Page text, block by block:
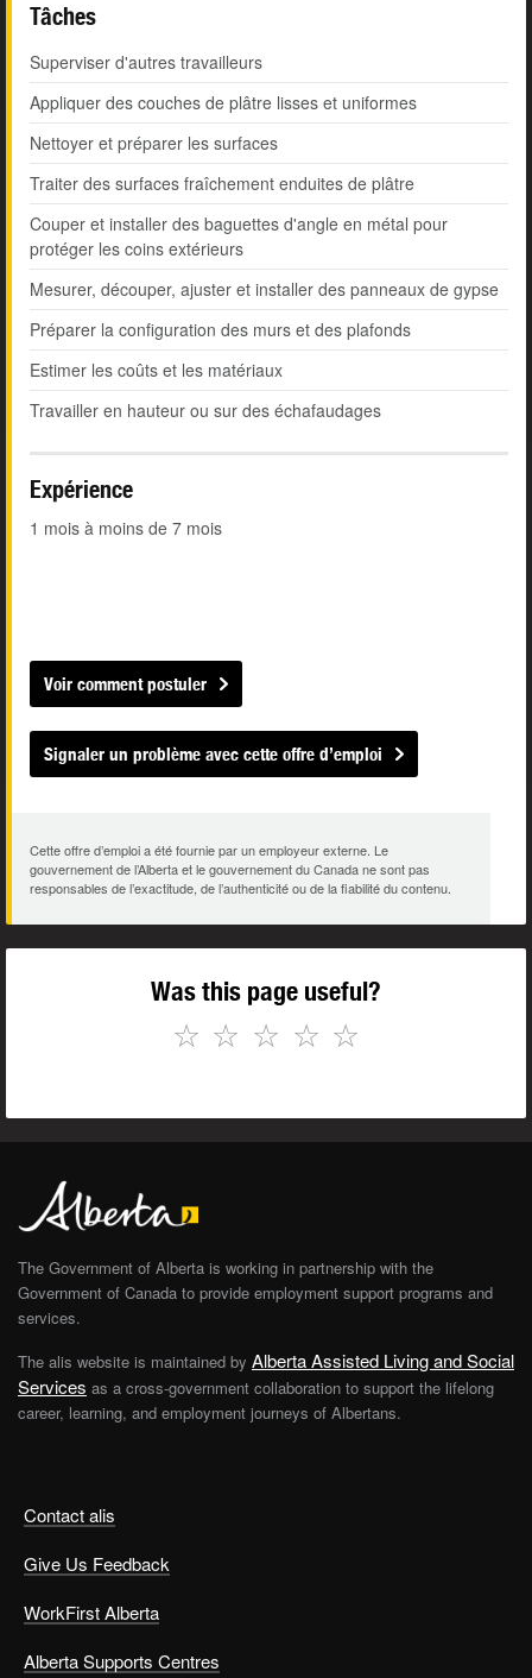
Tâches
Superviser d'autres travailleurs
Appliquer des couches de plâtre lisses et uniformes
Nettoyer et préparer les surfaces
Traiter des surfaces fraîchement enduites de plâtre
Couper et installer des baguettes d'angle en métal pour
protéger les coins extérieurs
Mesurer, découper, ajuster et installer des panneaux de gypse
Préparer la configuration des murs et des plafonds
Estimer les coûts et les matériaux
Travailler en hauteur ou sur des échafaudages
Expérience
1 mois à moins de 7 mois
Voir comment postuler
Signaler un problème avec cette offre d’emploi
Cette offre d’emploi a été fournie par un employeur externe. Le
gouvernement de l’Alberta et le gouvernement du Canada ne sont pas
responsables de l’exactitude, de l’authenticité ou de la fiabilité du contenu.
Was this page useful?
☆
☆
☆
☆
☆
Contact alis
Give Us Feedback
WorkFirst Alberta
Alberta Supports Centres
The Government of Alberta is working in partnership with the
Government of Canada to provide employment support programs and
services.
The alis website is maintained by Alberta Assisted Living and Social
Services as a cross-government collaboration to support the lifelong
career, learning, and employment journeys of Albertans.